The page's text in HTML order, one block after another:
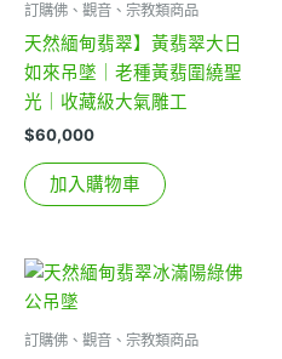
訂購佛、觀音、宗教類商品
天然緬甸翡翠】黃翡翠大日
如來吊墜｜老種黃翡圍繞聖
光｜收藏級大氣雕工
$60,000
加入購物車
訂購佛、觀音、宗教類商品